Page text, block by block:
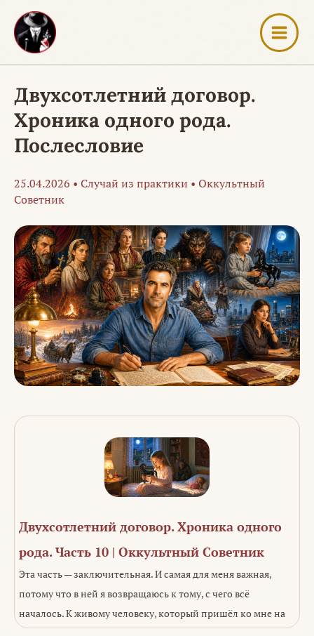
Перейти
содержимому
Двухсотлетний договор.
Хроника одного рода.
Послесловие
25.04.2026 • Случай из практики • Оккультный
Советник
Двухсотлетний договор. Хроника одного
рода. Часть 10 | Оккультный Советник
Эта часть — заключительная. И самая для меня важная,
потому что в ней я возвращаюсь к тому, с чего всё
началось. К живому человеку, который пришёл ко мне на